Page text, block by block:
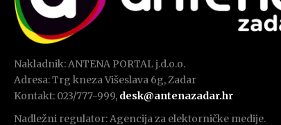
Nakladnik: ANTENA PORTAL j.d.o.o.
Adresa: Trg kneza Višeslava 6g, Zadar
Kontakt: 023/777-999, desk@antenazadar.hr
Nadležni regulator: Agencija za elektorničke medije.